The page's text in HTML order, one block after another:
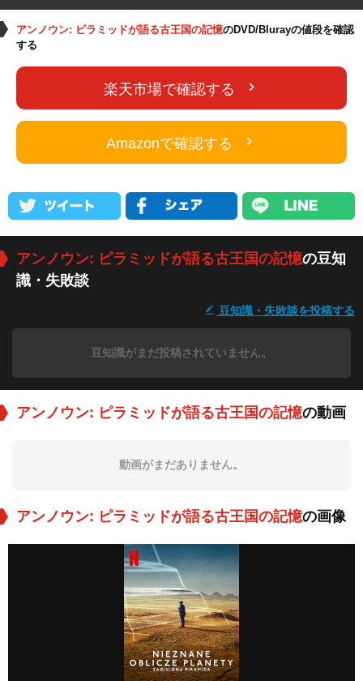
アンノウン: ピラミッドが語る古王国の記憶のDVD/Blurayの値段を確認
する
楽天市場で確認する
Amazonで確認する
アンノウン: ピラミッドが語る古王国の記憶の豆知
識・失敗談
豆知識・失敗談を投稿する
豆知識がまだ投稿されていません。
アンノウン: ピラミッドが語る古王国の記憶の動画
動画がまだありません。
アンノウン: ピラミッドが語る古王国の記憶の画像